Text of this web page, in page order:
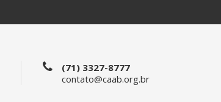
(71) 3327-8777
contato@caab.org.br